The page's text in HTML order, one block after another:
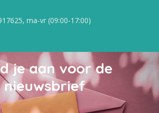
ma-vr (09:00-17:00)
je aan voor de
nieuwsbrief